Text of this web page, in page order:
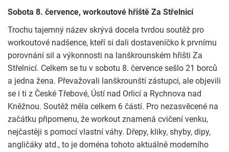
Sobota 8. července, workoutové hřiště Za Střelnicí
Trochu tajemný název skrývá docela tvrdou soutěž pro
workoutové nadšence, kteří si dali dostaveníčko k prvnímu
porovnání sil a výkonnosti na lanškrounském hřišti Za
Střelnicí. Celkem se tu v sobotu 8. července sešlo 21 borců
a jedna žena. Převažovali lanškrounští zástupci, ale objevili
se i ti z České Třebové, Ústí nad Orlicí a Rychnova nad
Kněžnou. Soutěž měla celkem 6 částí. Pro nezasvěcené na
začátku připomenu, že workout znamená cvičení venku,
nejčastěji s pomocí vlastní váhy. Dřepy, kliky, shyby, dipy,
angličáky atd., to je doména tohoto aktuálně moderního